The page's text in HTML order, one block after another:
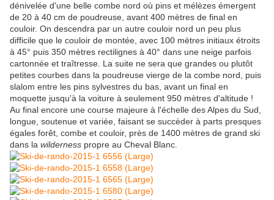
dénivelée d'une belle combe nord où pins et mélèzes émergent
de 20 à 40 cm de poudreuse, avant 400 mètres de final en
couloir. On descendra par un autre couloir nord un peu plus
difficile que le couloir de montée, avec 100 mètres initiaux étroits
à 45° puis 350 mètres rectilignes à 40° dans une neige parfois
cartonnée et traîtresse. La suite ne sera que grandes ou plutôt
petites courbes dans la poudreuse vierge de la combe nord, puis
slalom entre les pins sylvestres du bas, avant un final en
moquette jusqu'à la voiture à seulement 950 mètres d'altitude !
Au final encore une course majeure à l'échelle des Alpes du Sud,
longue, soutenue et variée, faisant se succèder à parts presques
égales forêt, combe et couloir, près de 1400 mètres de grand ski
dans la wilderness propre au Cheval Blanc.